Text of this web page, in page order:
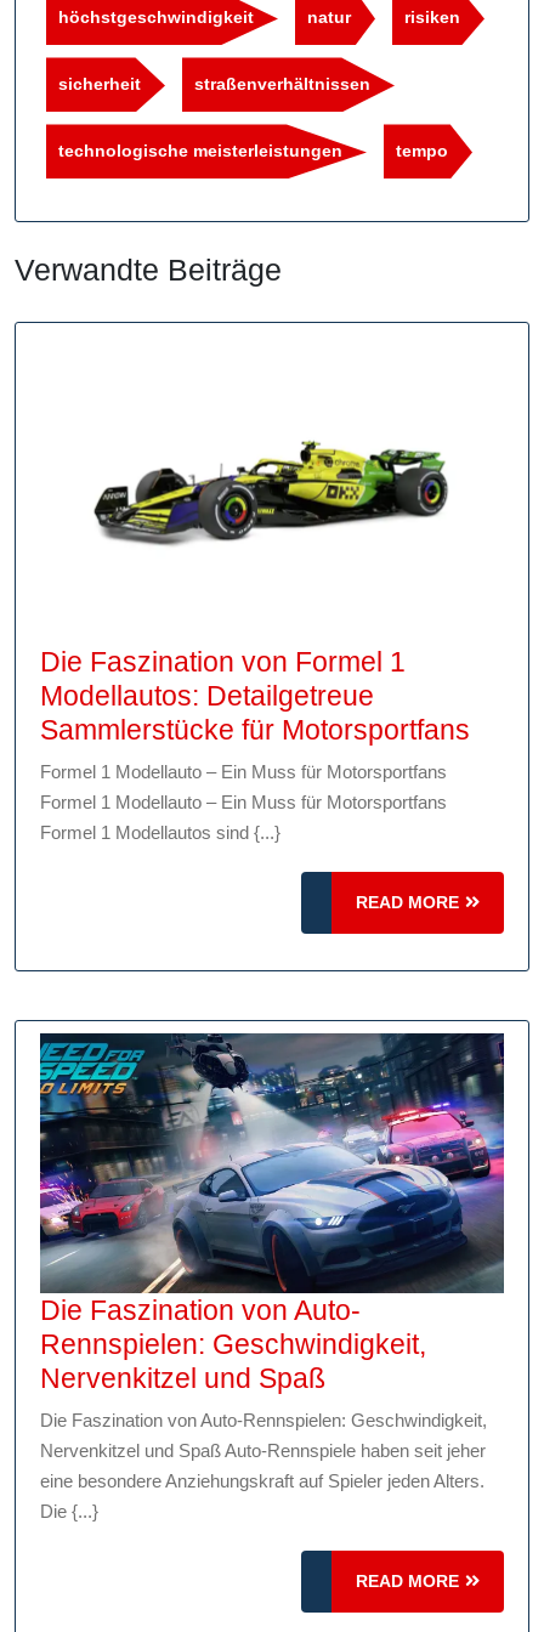
höchstgeschwindigkeit natur risiken
sicherheit straßenverhältnissen
technologische meisterleistungen tempo
Verwandte Beiträge
Die Faszination von Formel 1
Modellautos: Detailgetreue
Sammlerstücke für Motorsportfans
1
Formel 1 Modellauto – Ein Muss für Motorsportfans
Formel 1 Modellauto – Ein Muss für Motorsportfans
Formel 1 Modellautos sind {...}
READ MORE
READ
MORE
Die Faszination von Auto-
Rennspielen: Geschwindigkeit,
Nervenkitzel und Spaß
Faszination
von
Auto-
Geschwindigkeit,
Nervenkitzel
und
Die Faszination von Auto-Rennspielen: Geschwindigkeit,
Nervenkitzel und Spaß Auto-Rennspiele haben seit jeher
eine besondere Anziehungskraft auf Spieler jeden Alters.
Die {...}
READ MORE
READ
MORE